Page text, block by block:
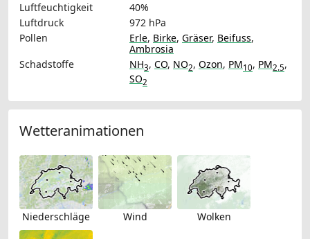
Luftfeuchtigkeit
40%
Luftdruck
972 hPa
Pollen
Erle, Birke, Gräser, Beifuss,
Ambrosia
Schadstoffe
NH3, CO, NO2, Ozon, PM10, PM2.5,
SO2
Wetteranimationen
Niederschläge Wind Wolken